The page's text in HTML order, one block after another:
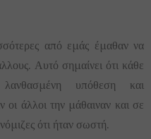
από εμάς έμαθαν να
Αυτό σημαίνει ότι κάθε
υπόθεση και
άλλοι την μάθαιναν και σε
ότι ήταν σωστή.